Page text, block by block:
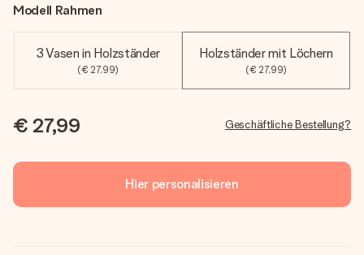
Modell Rahmen
3 Vasen in Holzständer
(€ 27,99)
Holzständer mit Löchern
(€ 27,99)
€ 27,99 Geschäftliche Bestellung?
Hier personalisieren